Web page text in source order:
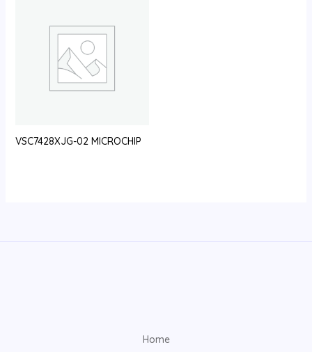
VSC7428XJG-02 MICROCHIP
Home